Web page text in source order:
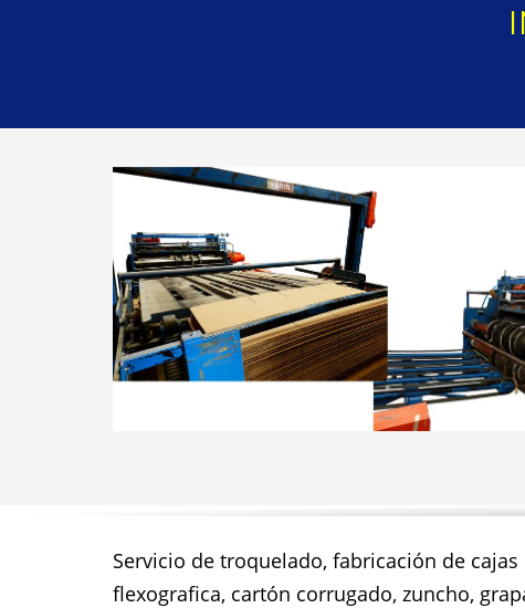
Servicio de troquelado, fabricación de
flexografica, cartón corrugado, zuncho,